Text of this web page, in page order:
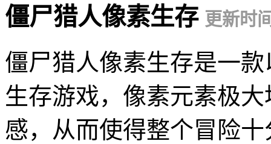
僵尸猎人像素生存 更新时
僵尸猎人像素生存是一
生存游戏，像素元素极
感，从而使得整个冒险